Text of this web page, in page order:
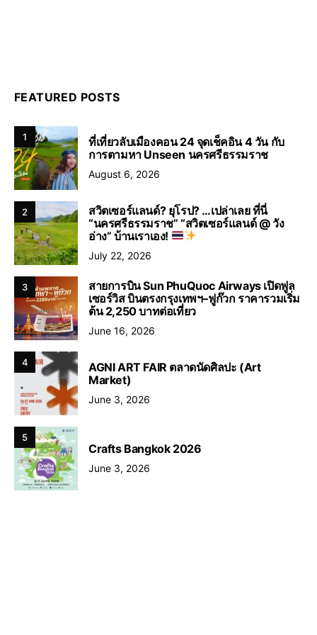
FEATURED POSTS
1
ที่เที่ยวลับเมืองคอน 24 จุดเช็คอิน 4 วัน กับ
การตามหา Unseen นครศรีธรรมราช
August 6, 2026
2
สวิตเซอร์แลนด์? ยุโรป? …เปล่าเลย ที่นี่
“นครศรีธรรมราช” “สวิตเซอร์แลนด์ @ วัง
อ่าง” บ้านเราเอง!
July 22, 2026
3
สายการบิน Sun PhuQuoc Airways เปิดฟูล
เซอร์วิส บินตรงกรุงเทพฯ–ฟูก๊วก ราคารวมเริ่ม
ต้น 2,250 บาทต่อเที่ยว
June 16, 2026
4
AGNI ART FAIR ตลาดนัดศิลปะ (Art
Market)
June 3, 2026
5
Crafts Bangkok 2026
June 3, 2026